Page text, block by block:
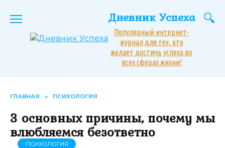
Дневник Успеха
Популярный интернет-
журнал для тех, кто
желает достичь успеха во
всех сферах жизни!
ГЛАВНАЯ » ПСИХОЛОГИЯ
3 основных причины, почему мы
влюбляемся безответно
ПСИХОЛОГИЯ